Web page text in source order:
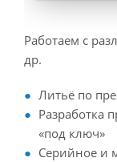
Работаем с
др.
Литьё по
Разработка
«под ключ»
Серийное и